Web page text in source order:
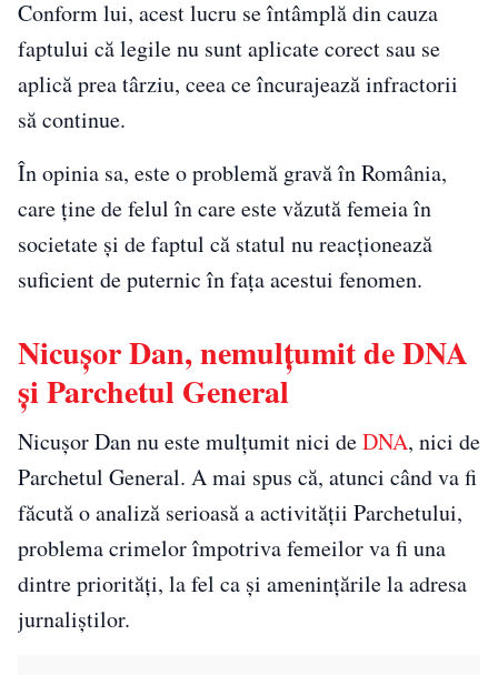
Conform lui, acest lucru se întâmplă din cauza
faptului că legile nu sunt aplicate corect sau se
aplică prea târziu, ceea ce încurajează infractorii
să continue.
În opinia sa, este o problemă gravă în România,
care ține de felul în care este văzută femeia în
societate și de faptul că statul nu reacționează
suficient de puternic în fața acestui fenomen.
Nicușor Dan, nemulțumit de DNA
și Parchetul General
Nicușor Dan nu este mulțumit nici deDNA, nici de
Parchetul General. A mai spus că, atunci când va fi
făcută o analiză serioasă a activității Parchetului,
problema crimelor împotriva femeilor va fi una
dintre priorități, la fel ca și amenințările la adresa
jurnaliștilor.